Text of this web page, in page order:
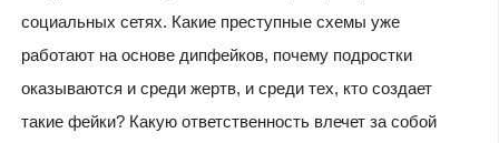
социальных сетях. Какие преступные схемы уже
работают на основе дипфейков, почему подростки
оказываются и среди жертв, и среди тех, кто создает
такие фейки? Какую ответственность влечет за собой